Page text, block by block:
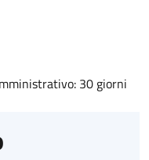
30 giorni